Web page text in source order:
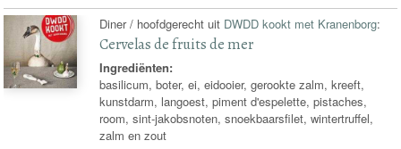
Diner / hoofdgerecht uit DWDD kookt met Kranenborg:
Cervelas de fruits de mer
Ingrediënten:
basilicum, boter, ei, eidooier, gerookte zalm, kreeft,
kunstdarm, langoest, piment d'espelette, pistaches,
room, sint-jakobsnoten, snoekbaarsfilet, wintertruffel,
zalm en zout